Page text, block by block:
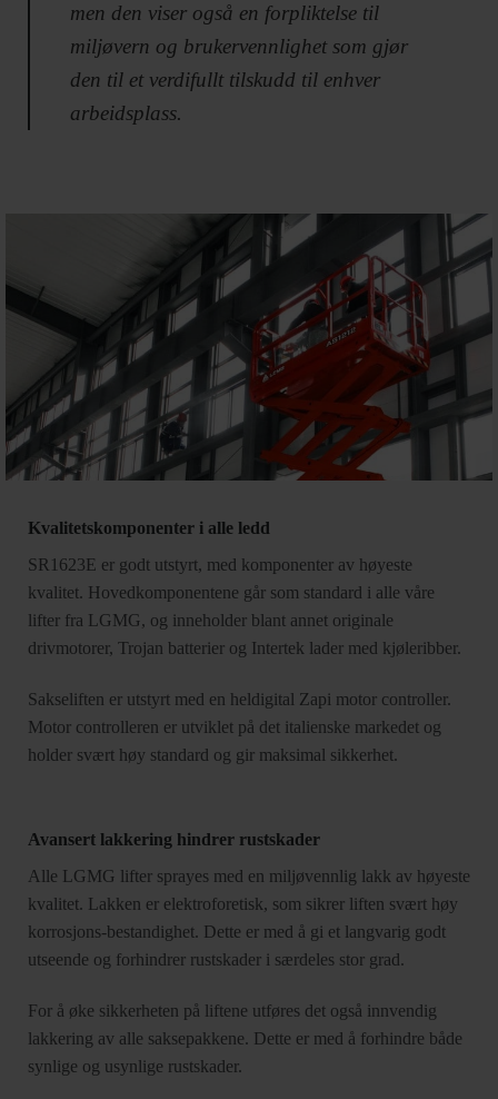
men den viser også en forpliktelse til
miljøvern og brukervennlighet som gjør
den til et verdifullt tilskudd til enhver
arbeidsplass.
Kvalitetskomponenter i alle ledd
SR1623E er godt utstyrt, med komponenter av høyeste
kvalitet. Hovedkomponentene går som standard i alle våre
lifter fra LGMG, og inneholder blant annet originale
drivmotorer, Trojan batterier og Intertek lader med kjøleribber.
Sakseliften er utstyrt med en heldigital Zapi motor controller.
Motor controlleren er utviklet på det italienske markedet og
holder svært høy standard og gir maksimal sikkerhet.
Avansert lakkering hindrer rustskader
Alle LGMG lifter sprayes med en miljøvennlig lakk av høyeste
kvalitet. Lakken er elektroforetisk, som sikrer liften svært høy
korrosjons-bestandighet. Dette er med å gi et langvarig godt
utseende og forhindrer rustskader i særdeles stor grad.
For å øke sikkerheten på liftene utføres det også innvendig
lakkering av alle saksepakkene. Dette er med å forhindre både
synlige og usynlige rustskader.